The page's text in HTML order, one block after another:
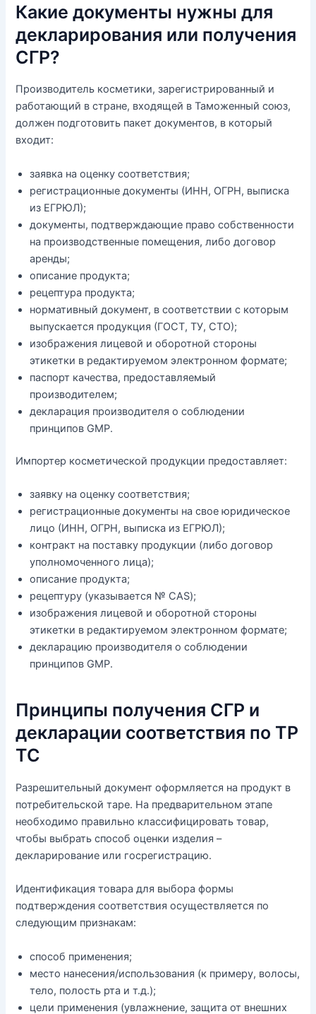
Какие документы нужны для
декларирования или получения
СГР?
Производитель косметики, зарегистрированный и
работающий в стране, входящей в Таможенный союз,
должен подготовить пакет документов, в который
входит:
заявка на оценку соответствия;
регистрационные документы (ИНН, ОГРН, выписка
из ЕГРЮЛ);
документы, подтверждающие право собственности
на производственные помещения, либо договор
аренды;
описание продукта;
рецептура продукта;
нормативный документ, в соответствии с которым
выпускается продукция (ГОСТ, ТУ, СТО);
изображения лицевой и оборотной стороны
этикетки в редактируемом электронном формате;
паспорт качества, предоставляемый
производителем;
декларация производителя о соблюдении
принципов GMP.
Импортер косметической продукции предоставляет:
заявку на оценку соответствия;
регистрационные документы на свое юридическое
лицо (ИНН, ОГРН, выписка из ЕГРЮЛ);
контракт на поставку продукции (либо договор
уполномоченного лица);
описание продукта;
рецептуру (указывается № CAS);
изображения лицевой и оборотной стороны
этикетки в редактируемом электронном формате;
декларацию производителя о соблюдении
принципов GMP.
Принципы получения СГР и
декларации соответствия по ТР
ТС
Разрешительный документ оформляется на продукт в
потребительской таре. На предварительном этапе
необходимо правильно классифицировать товар,
чтобы выбрать способ оценки изделия –
декларирование или госрегистрацию.
Идентификация товара для выбора формы
подтверждения соответствия осуществляется по
следующим признакам:
способ применения;
место нанесения/использования (к примеру, волосы,
тело, полость рта и т.д.);
цели применения (увлажнение, защита от внешних